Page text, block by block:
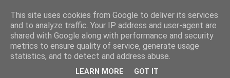
This site uses cookies from Google to deliver its services
and to analyze traffic. Your IP address and user-agent are
shared with Google along with performance and security
metrics to ensure quality of service, generate usage
statistics, and to detect and address abuse.
LEARN MORE GOT IT